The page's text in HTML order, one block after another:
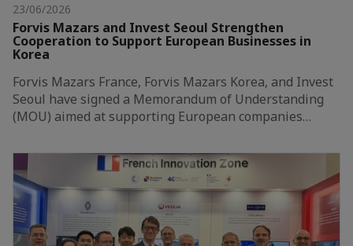
23/06/2026
Forvis Mazars and Invest Seoul Strengthen
Cooperation to Support European Businesses in
Korea
Forvis Mazars France, Forvis Mazars Korea, and Invest
Seoul have signed a Memorandum of Understanding
(MOU) aimed at supporting European companies…